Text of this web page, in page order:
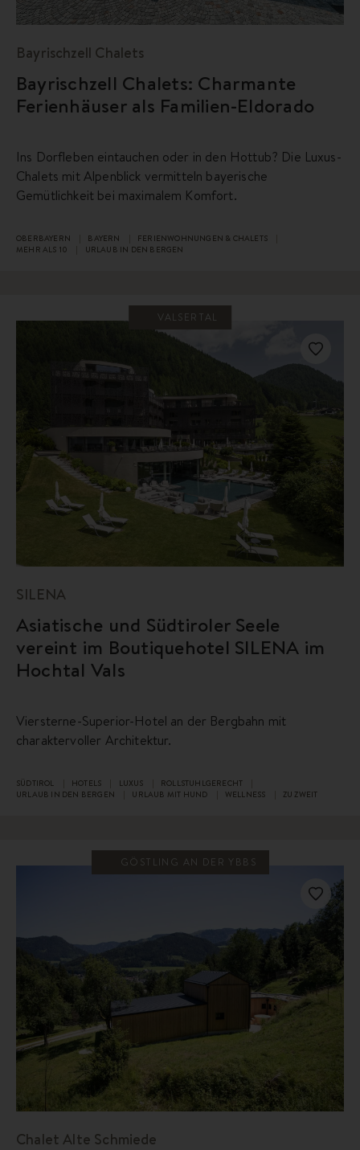
Bayrischzell Chalets
Bayrischzell Chalets: Charmante
Ferienhäuser als Familien-Eldorado
Ins Dorfleben eintauchen oder in den Hottub? Die Luxus-
Chalets mit Alpenblick vermitteln bayerische
Gemütlichkeit bei maximalem Komfort.
OBERBAYERN BAYERN
FERIENWOHNUNGEN & CHALETS
MEHR ALS 10
URLAUB IN DEN BERGEN
VALSERTAL
SILENA
Asiatische und Südtiroler Seele
vereint im Boutiquehotel SILENA im
Hochtal Vals
Viersterne-Superior-Hotel an der Bergbahn mit
charaktervoller Architektur.
SÜDTIROL HOTELS LUXUS
ROLLSTUHLGERECHT
URLAUB IN DEN BERGEN
URLAUB MIT HUND WELLNESS ZU ZWEIT
GÖSTLING AN DER YBBS
Chalet Alte Schmiede